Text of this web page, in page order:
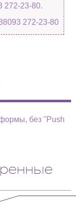
272-23-80.
272-23-80
без "Push